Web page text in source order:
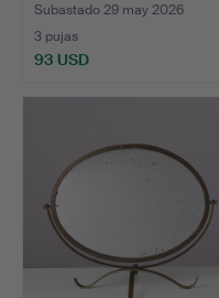
Subastado 29 may 2026
3 pujas
93 USD